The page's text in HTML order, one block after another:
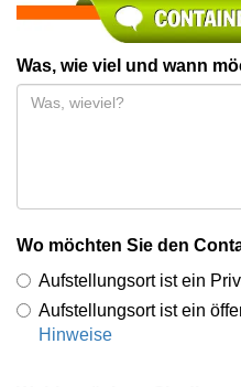
Was, wie viel und wann
Wo möchten Sie den
Aufstellungsort ist ein
Aufstellungsort ist ein
Hinweise